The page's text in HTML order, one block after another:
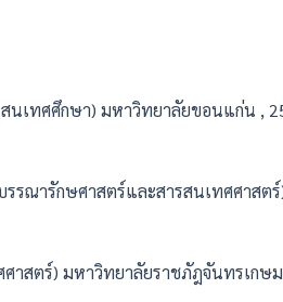
เทศศึกษา) มหาวิทยาลัยขอนแก่น ,
รณารักษศาสตร์และสารสนเทศศาสต
าสตร์) มหาวิทยาลัยราชภัฎจันทรเกษ